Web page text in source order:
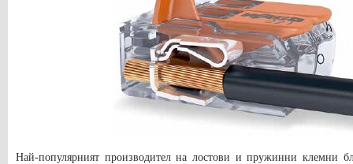
Най-популярният производител на лостови и пружинни клемни